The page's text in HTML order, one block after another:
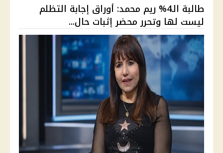
طالبة الـ4% ريم محمد: أوراق إجابة التظلم
ليست لها وتحرر محضر إثبات حال...